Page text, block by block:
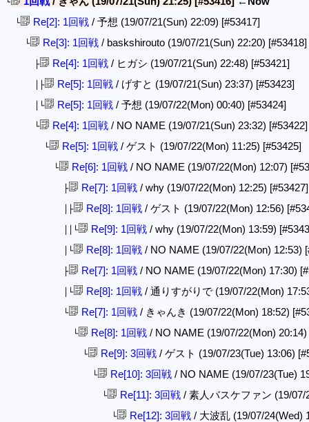
└ Re[2]: 1回戦 / 予想 (19/07/21(Sun) 22:09) [#53417]
└ Re[3]: 1回戦 / baskshirouto (19/07/21(Sun) 22:20) [#53418]
├ Re[4]: 1回戦 / ヒガシ (19/07/21(Sun) 22:48) [#53421]
│├ Re[5]: 1回戦 / げすと (19/07/21(Sun) 23:37) [#53423]
│└ Re[5]: 1回戦 / 予想 (19/07/22(Mon) 00:40) [#53424]
└ Re[4]: 1回戦 / NO NAME (19/07/21(Sun) 23:32) [#53422]
└ Re[5]: 1回戦 / ゲスト (19/07/22(Mon) 11:25) [#53425]
└ Re[6]: 1回戦 / NO NAME (19/07/22(Mon) 12:07)
├ Re[7]: 1回戦 / why (19/07/22(Mon) 12:25) [#53427]
│├ Re[8]: 1回戦 / ゲスト (19/07/22(Mon) 12:56)
││└ Re[9]: 1回戦 / why (19/07/22(Mon) 13:59)
│└ Re[8]: 1回戦 / NO NAME (19/07/22(Mon) 12:53)
├ Re[7]: 1回戦 / NO NAME (19/07/22(Mon) 17:30)
│└ Re[8]: 1回戦 / 通りすがりで (19/07/22(Mon)
└ Re[7]: 1回戦 / きゃんき (19/07/22(Mon) 18:52)
└ Re[8]: 1回戦 / NO NAME (19/07/22(Mon) 20:14)
└ Re[9]: 3回戦 / ゲスト (19/07/23(Tue) 13:06)
└ Re[10]: 3回戦 / NO NAME (19/07/23(Tue)
└ Re[11]: 3回戦 / 素人バスケファン (19/
└ Re[12]: 3回戦 / 大波乱 (19/07/24(Wed)